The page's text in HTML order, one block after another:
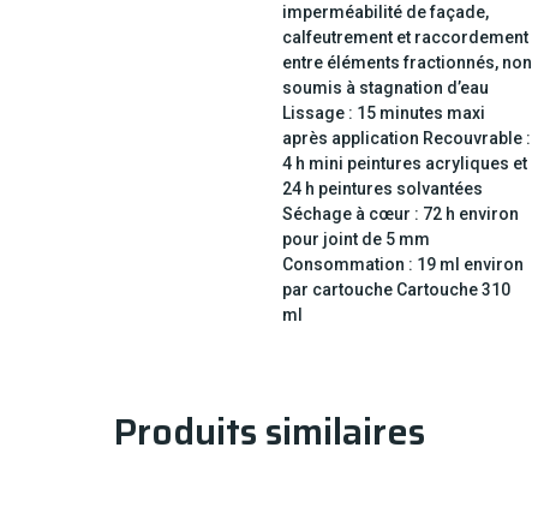
imperméabilité de façade,
calfeutrement et raccordement
entre éléments fractionnés, non
soumis à stagnation d’eau
Lissage : 15 minutes maxi
après application Recouvrable :
4 h mini peintures acryliques et
24 h peintures solvantées
Séchage à cœur : 72 h environ
pour joint de 5 mm
Consommation : 19 ml environ
par cartouche Cartouche 310
ml
Produits similaires